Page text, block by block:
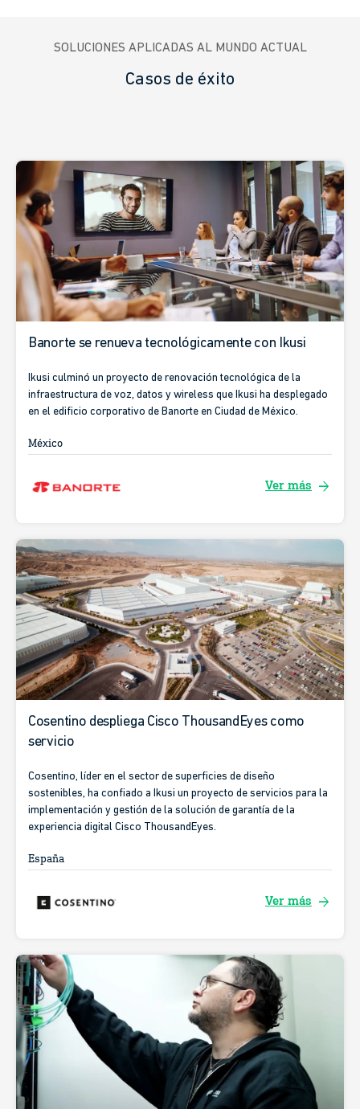
SOLUCIONES APLICADAS AL MUNDO ACTUAL
Casos de éxito
Banorte se renueva tecnológicamente con Ikusi
Ikusi culminó un proyecto de renovación tecnológica de la
infraestructura de voz, datos y wireless que Ikusi ha desplegado
en el edificio corporativo de Banorte en Ciudad de México.
México
Ver más arrow_forward
Cosentino despliega Cisco ThousandEyes como
servicio
Cosentino, líder en el sector de superficies de diseño
sostenibles, ha confiado a Ikusi un proyecto de servicios para la
implementación y gestión de la solución de garantía de la
experiencia digital Cisco ThousandEyes.
España
Ver más arrow_forward